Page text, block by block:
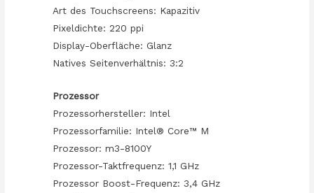
Art des Touchscreens: Kapazitiv
Pixeldichte: 220 ppi
Display-Oberfläche: Glanz
Natives Seitenverhältnis: 3:2
Prozessor
Prozessorhersteller: Intel
Prozessorfamilie: Intel® Core™ M
Prozessor: m3-8100Y
Prozessor-Taktfrequenz: 1,1 GHz
Prozessor Boost-Frequenz: 3,4 GHz